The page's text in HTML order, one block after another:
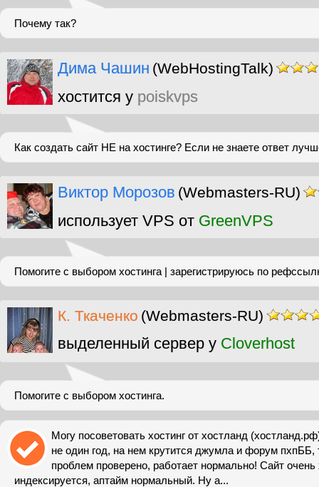
Почему так?
Дима Чашин (WebHostingTalk)
хостится у poiskvps
Как создать сайт НЕ на хостинге? Если не знаете ответ
Виктор Морозов (Webmasters-RU)
использует VPS от GreenVPS
Помогите с выбором хостинга | зарегистрируюсь по
К. Ткаченко (Webmasters-RU)
выделенный сервер у Cloverhost
Помогите с выбором хостинга.
Могу посоветовать хостинг от хостланд
не один год, на нем крутится джумла и форум пхпББ,
проблем проверено, работает нормально! Сайт
индексируется, аптайм нормальный. Ну а...